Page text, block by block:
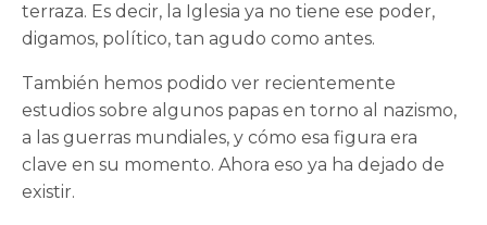
terraza. Es decir, la Iglesia ya no tiene ese poder,
digamos, político, tan agudo como antes.
También hemos podido ver recientemente
estudios sobre algunos papas en torno al nazismo,
a las guerras mundiales, y cómo esa figura era
clave en su momento. Ahora eso ya ha dejado de
existir.